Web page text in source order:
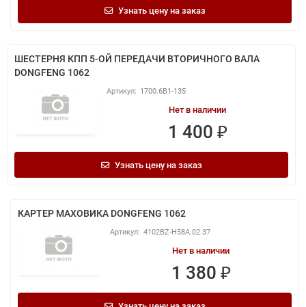
Узнать цену на заказ
ШЕСТЕРНЯ КПП 5-ОЙ ПЕРЕДАЧИ ВТОРИЧНОГО ВАЛА
DONGFENG 1062
1700.6B1-135
Нет в наличии
1 400 ₽
Узнать цену на заказ
КАРТЕР МАХОВИКА DONGFENG 1062
4102BZ-H58A.02.37
Нет в наличии
1 380 ₽